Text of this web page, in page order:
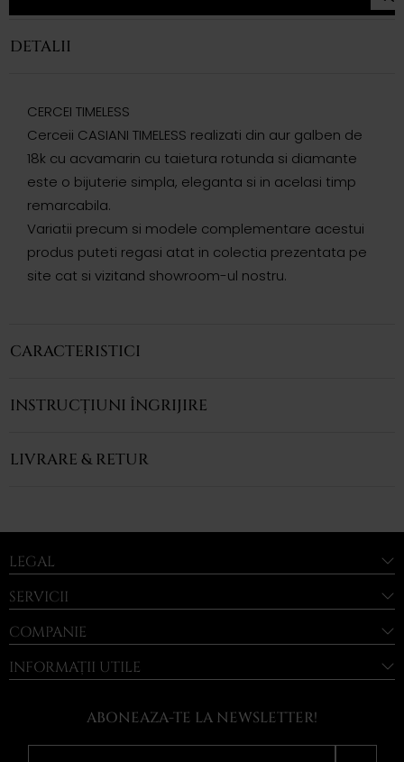
DETALII
CERCEI TIMELESS
Cerceii CASIANI TIMELESS realizati din aur galben de
18k cu acvamarin cu taietura rotunda si diamante
este o bijuterie simpla, eleganta si in acelasi timp
remarcabila.
Variatii precum si modele complementare acestui
produs puteti regasi atat in colectia prezentata pe
site cat si vizitand showroom-ul nostru.
CARACTERISTICI
INSTRUCȚIUNI ÎNGRIJIRE
LIVRARE & RETUR
LEGAL
SERVICII
COMPANIE
INFORMAȚII UTILE
ABONEAZA-TE LA NEWSLETTER!